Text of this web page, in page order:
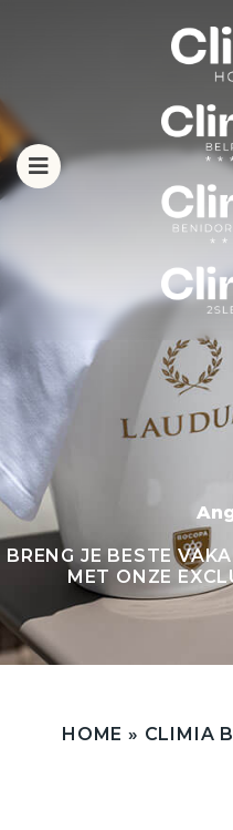
BRENG JE BESTE
MET ONZE
HOME » CLIMIA